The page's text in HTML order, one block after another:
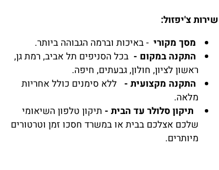
שירות צ'יפזול:
מסך מקורי - באיכות וברמה הגבוהה ביותר.
התקנה במקום - בכל הסניפים תל אביב, רמת גן,
ראשון לציון, חולון, גבעתים, חיפה.
התקנה מקצועית -
ללא סימנים כולל אחריות
מלאה.
תיקון סלולר עד הבית - תיקון טלפון השיאומי
שלכם אצלכם בבית או במשרד חסכו זמן וטרטורים
מיותרים.